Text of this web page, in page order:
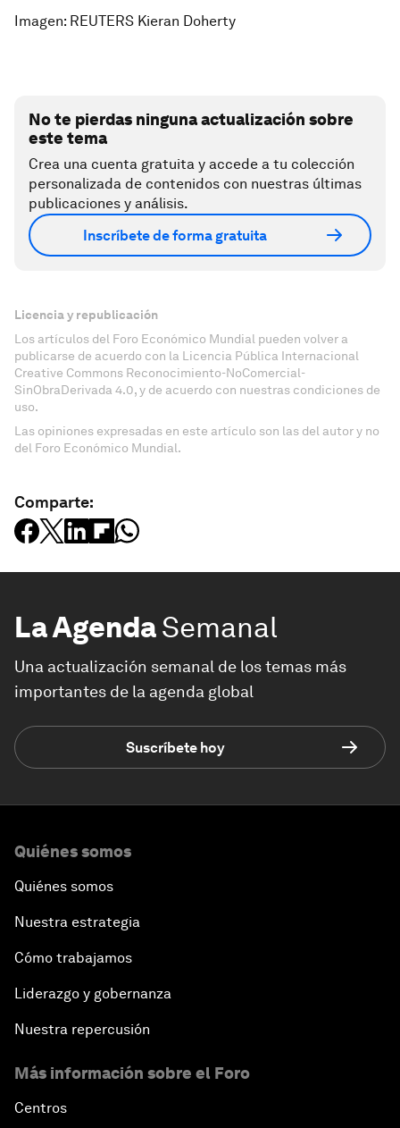
Imagen: REUTERS Kieran Doherty
No te pierdas ninguna actualización sobre
este tema
Crea una cuenta gratuita y accede a tu colección
personalizada de contenidos con nuestras últimas
publicaciones y análisis.
Inscríbete de forma gratuita
Licencia y republicación
Los artículos del Foro Económico Mundial pueden volver a
publicarse de acuerdo con la Licencia Pública Internacional
Creative Commons Reconocimiento-NoComercial-
SinObraDerivada 4.0, y de acuerdo con nuestras condiciones de
uso.
Las opiniones expresadas en este artículo son las del autor y no
del Foro Económico Mundial.
Comparte:
La AgendaSemanal
Una actualización semanal de los temas más
importantes de la agenda global
Suscríbete hoy
Quiénes somos
Quiénes somos
Nuestra estrategia
Cómo trabajamos
Liderazgo y gobernanza
Nuestra repercusión
Más información sobre el Foro
Centros